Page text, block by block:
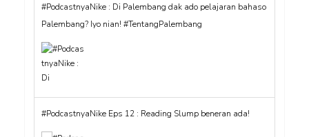
#PodcastnyaNike : Di Palembang dak ado pelajaran bahaso
Palembang? Iyo nian! #TentangPalembang
#PodcastnyaNike Eps 12 : Reading Slump beneran ada!